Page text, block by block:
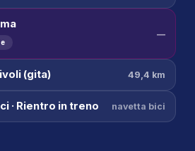
—
(gita) 49,4 km
· Rientro in treno navetta bici